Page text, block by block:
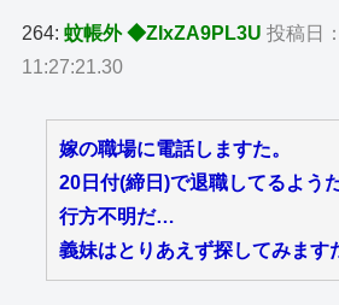
264:蚊帳外 ◆ZIxZA9PL3U 投稿日
11:27:21.30
嫁の職場に電話しますた。
20日付(締日)で退職してるようだ
行方不明だ…
義妹はとりあえず探してみます